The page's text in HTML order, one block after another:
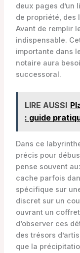
deux pages d’un
de propriété, des
Avant de remplir
indispensable.
importante dans
notaire aura
successoral.
LIRE AUSSI
: guide
Dans ce
précis pour
pense souvent
cache parfois
spécifique sur
discret sur un
ouvrant un
d’observer ces
des trésors
que la